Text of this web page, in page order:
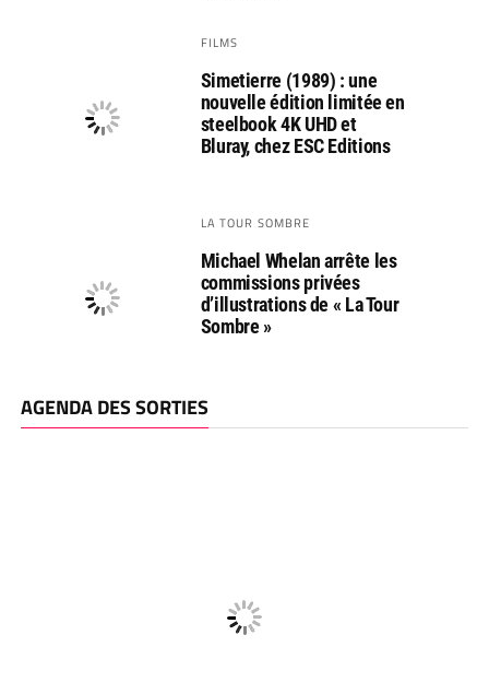
FILMS
Simetierre (1989) : une
nouvelle édition limitée en
steelbook 4K UHD et
Bluray, chez ESC Editions
LA TOUR SOMBRE
Michael Whelan arrête les
commissions privées
d’illustrations de « La Tour
Sombre »
AGENDA DES SORTIES